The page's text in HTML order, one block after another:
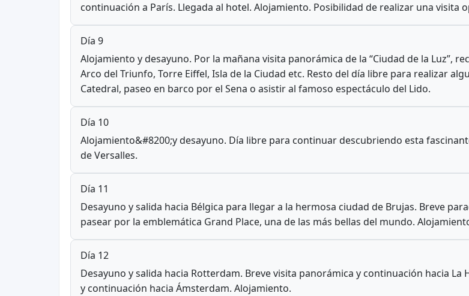
continuación a París. Llegada al hotel. Alojamiento. Posibilidad de realizar una visita
Día 9
Alojamiento y desayuno. Por la mañana visita panorámica de la “Ciudad de la Luz”,
Arco del Triunfo, Torre Eiffel, Isla de la Ciudad etc. Resto del día libre para realizar
Catedral, paseo en barco por el Sena o asistir al famoso espectáculo del Lido.
Día 10
Alojamiento&#8200;y desayuno. Día libre para continuar descubriendo esta
de Versalles.
Día 11
Desayuno y salida hacia Bélgica para llegar a la hermosa ciudad de Brujas. Breve
pasear por la emblemática Grand Place, una de las más bellas del mundo.
Día 12
Desayuno y salida hacia Rotterdam. Breve visita panorámica y continuación hacia
y continuación hacia Ámsterdam. Alojamiento.